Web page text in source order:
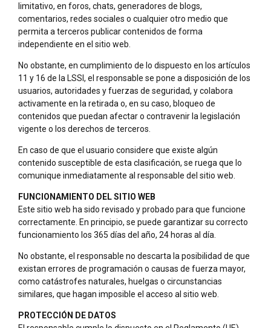
limitativo, en foros, chats, generadores de blogs,
comentarios, redes sociales o cualquier otro medio que
permita a terceros publicar contenidos de forma
independiente en el sitio web.
No obstante, en cumplimiento de lo dispuesto en los artículos
11 y 16 de la LSSI, el responsable se pone a disposición de los
usuarios, autoridades y fuerzas de seguridad, y colabora
activamente en la retirada o, en su caso, bloqueo de
contenidos que puedan afectar o contravenir la legislación
vigente o los derechos de terceros.
En caso de que el usuario considere que existe algún
contenido susceptible de esta clasificación, se ruega que lo
comunique inmediatamente al responsable del sitio web.
FUNCIONAMIENTO DEL SITIO WEB
Este sitio web ha sido revisado y probado para que funcione
correctamente. En principio, se puede garantizar su correcto
funcionamiento los 365 días del año, 24 horas al día.
No obstante, el responsable no descarta la posibilidad de que
existan errores de programación o causas de fuerza mayor,
como catástrofes naturales, huelgas o circunstancias
similares, que hagan imposible el acceso al sitio web.
PROTECCIÓN DE DATOS